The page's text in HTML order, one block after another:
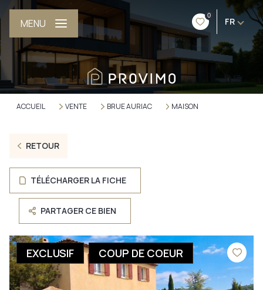
0
FR
MENU
ACCUEIL VENTE BRUE AURIAC MAISON
RETOUR
TÉLÉCHARGER LA FICHE
PARTAGER CE BIEN
EXCLUSIF COUP DE COEUR